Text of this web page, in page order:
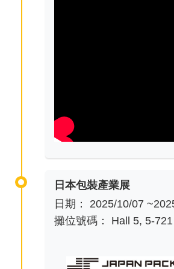
日本包裝產業展
日期： 2025/10/07
攤位號碼： Hall 5, 5-721